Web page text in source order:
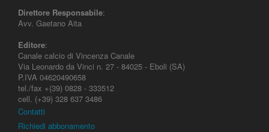
Direttore Responsabile:
Avv. Gaetano Aita
Editore:
Canale calcio di Vincenza Canale
Via Leonardo da Vinci n. 27 - 84025 - Eboli (SA)
P.IVA 04620490658
tel./fax +(39) 0828 - 333512
cell. (+39) 328 637 3486
Contatti
Richiedi abbonamento